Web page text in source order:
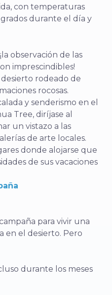
con temperaturas
durante el día y
observación de las
imprescindibles!
rodeado de
rocosas.
y senderismo en el
Tree, diríjase al
un vistazo a las
de arte locales.
donde alojarse que
de sus vacaciones
para vivir una
en el desierto. Pero
durante los meses